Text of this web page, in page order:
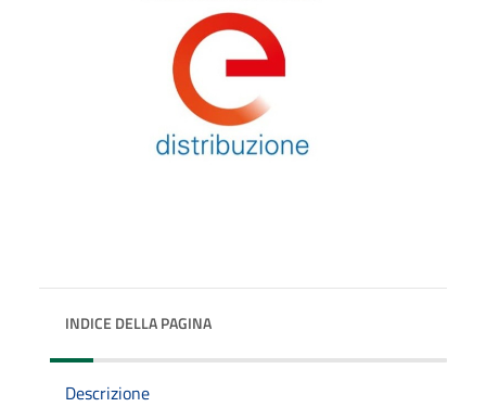
INDICE DELLA PAGINA
Descrizione